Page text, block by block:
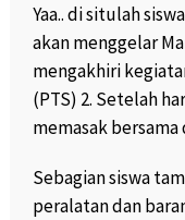
Yaa.. di situlah
akan menggelar
mengakhiri
(PTS) 2. Setelah
memasak
Sebagian siswa
peralatan dan